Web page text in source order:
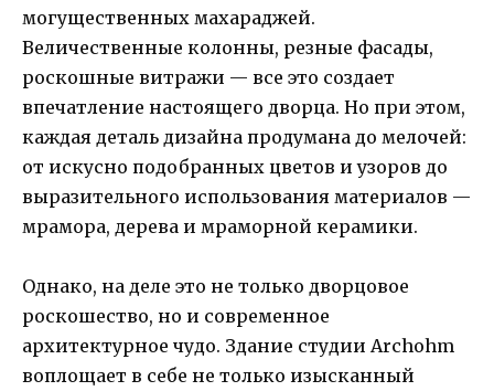
могущественных махараджей.
Величественные колонны, резные фасады,
роскошные витражи — все это создает
впечатление настоящего дворца. Но при этом,
каждая деталь дизайна продумана до мелочей:
от искусно подобранных цветов и узоров до
выразительного использования материалов —
мрамора, дерева и мраморной керамики.
Однако, на деле это не только дворцовое
роскошество, но и современное
архитектурное чудо. Здание студии Archohm
воплощает в себе не только изысканный